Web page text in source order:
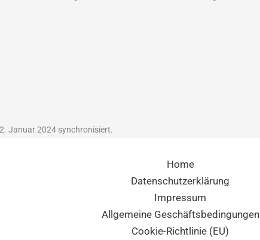
Januar 2024 synchronisiert.
Home
Datenschutzerklärung
Impressum
Allgemeine Geschäftsbedingungen
Cookie-Richtlinie (EU)